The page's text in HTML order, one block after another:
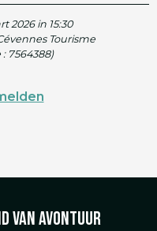
2026 in 15:30
Tourisme
: 7564388)
van avontuur